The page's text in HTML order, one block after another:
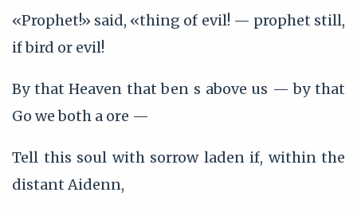
«Prophet!» said, «thing of evil! — prophet still,
if bird or evil!
By that Heaven that ben s above us — by that
Go we both a ore —
Tell this soul with sorrow laden if, within the
distant Aidenn,